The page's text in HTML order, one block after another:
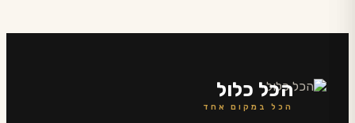
הכל כלול
הכל במקום אחד